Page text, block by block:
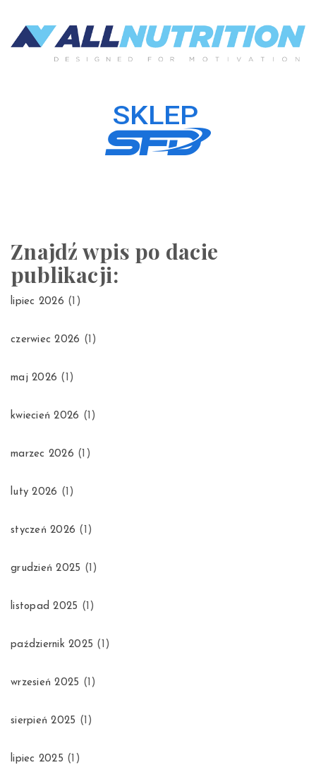
Znajdź wpis po dacie
publikacji:
lipiec 2026 (1)
czerwiec 2026 (1)
maj 2026 (1)
kwiecień 2026 (1)
marzec 2026 (1)
luty 2026 (1)
styczeń 2026 (1)
grudzień 2025 (1)
listopad 2025 (1)
październik 2025 (1)
wrzesień 2025 (1)
sierpień 2025 (1)
lipiec 2025 (1)